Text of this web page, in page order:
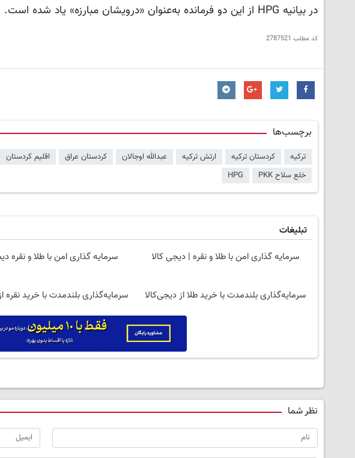
در بیانیه HPG از این دو فرمانده به‌عنوان «درویشان مبارزه» یاد شده است.
کد مطلب 2787521
برچسب‌ها
ترکیه کردستان ترکیه ارتش ترکیه عبدالله اوجالان کردستان عراق اقلیم کردستان
خلع سلاح PKK
HPG
تبلیغات
سرمایه گذاری امن با طلا و نقره | دیجی کالا
سرمایه گذاری امن با طلا و نقره
سرمایه‌گذاری بلندمدت با خرید طلا از دیجی‌کالا
سرمایه‌گذاری بلندمدت با خرید نقره
نظر شما